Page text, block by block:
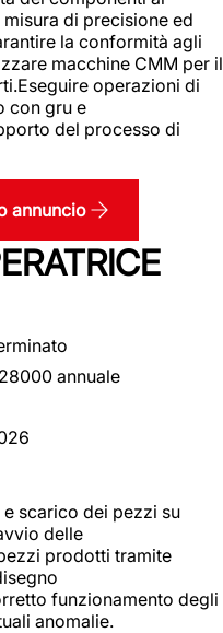
di precisione ed
la conformità agli
macchine CMM per il
operazioni di
con gru e
del processo di
annuncio
annuale
scarico dei pezzi su
delle
prodotti tramite
funzionamento degli
anomalie.